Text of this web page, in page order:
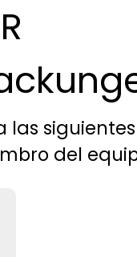
las
del